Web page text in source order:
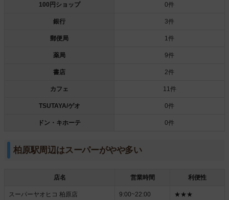
100円ショップ 0件
銀行 3件
郵便局 1件
薬局 9件
書店 2件
カフェ 11件
TSUTAYA/ゲオ 0件
ドン・キホーテ 0件
柏原駅周辺はスーパーがやや多い
店名 営業時間 利便性
スーパーヤオヒコ 柏原店 9:00~22:00 ★★★